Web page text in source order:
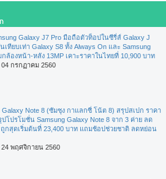
Galaxy J7 Pro มือถือตัวท็อปในซีรี่ส์ Galaxy J
เทียบเท่า Galaxy S8 ทั้ง Always On และ Samsung
กล้องหน้า-หลัง 13MP เคาะราคาในไทยที่ 10,900 บาท
กรกฏาคม 2560
Galaxy Note 8 (ซัมซุง กาแลกซี่ โน้ต 8) สรุปสเปก ราคา
โปรโมชั่น Samsung Galaxy Note 8 จาก 3 ค่าย ลด
กสุดเริ่มต้นที่ 23,400 บาท แถมช้อปช่วยชาติ ลดหย่อน
24 พฤศจิกายน 2560